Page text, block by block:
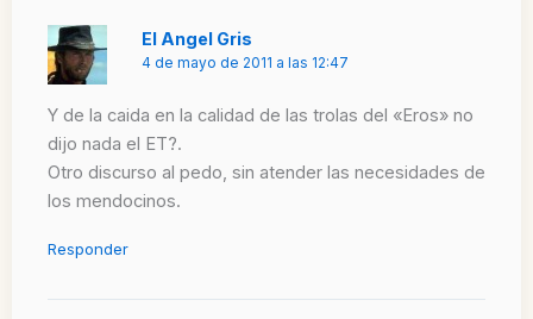
El Angel Gris
4 de mayo de 2011 a las 12:47
Y de la caida en la calidad de las trolas del «Eros» no
dijo nada el ET?.
Otro discurso al pedo, sin atender las necesidades de
los mendocinos.
Responder